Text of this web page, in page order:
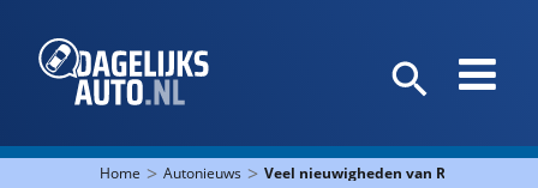
Home > Autonieuws > Veel nieuwigheden van Renault in